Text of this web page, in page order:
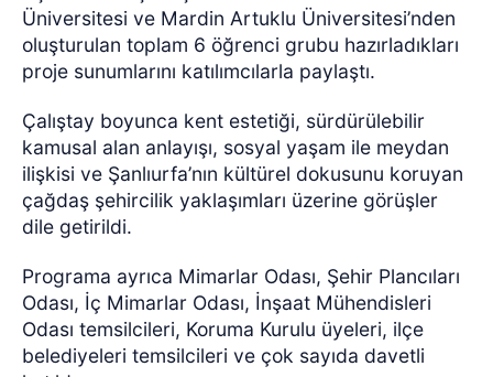
Üniversitesi ve Mardin Artuklu Üniversitesi’nden
oluşturulan toplam 6 öğrenci grubu hazırladıkları
proje sunumlarını katılımcılarla paylaştı.
Çalıştay boyunca kent estetiği, sürdürülebilir
kamusal alan anlayışı, sosyal yaşam ile meydan
ilişkisi ve Şanlıurfa’nın kültürel dokusunu koruyan
çağdaş şehircilik yaklaşımları üzerine görüşler
dile getirildi.
Programa ayrıca Mimarlar Odası, Şehir Plancıları
Odası, İç Mimarlar Odası, İnşaat Mühendisleri
Odası temsilcileri, Koruma Kurulu üyeleri, ilçe
belediyeleri temsilcileri ve çok sayıda davetli